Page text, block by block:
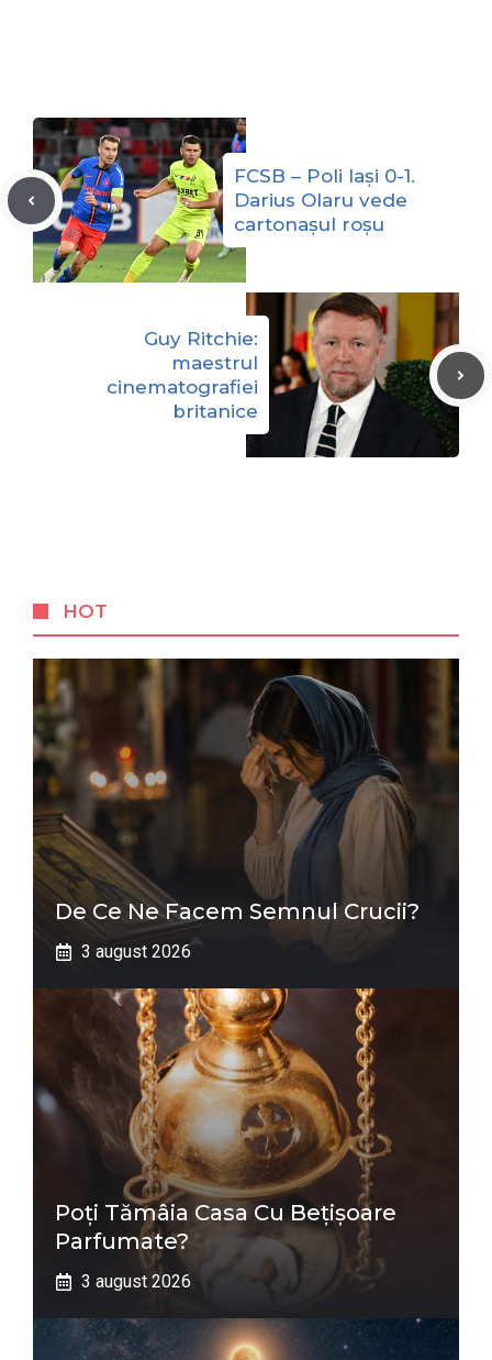
FCSB – Poli Iași 0-1.
Darius Olaru vede
cartonașul roșu
Guy Ritchie:
maestrul
cinematografiei
britanice
HOT
De Ce Ne Facem Semnul Crucii?
3 august 2026
Poți Tămâia Casa Cu Bețișoare
Parfumate?
3 august 2026